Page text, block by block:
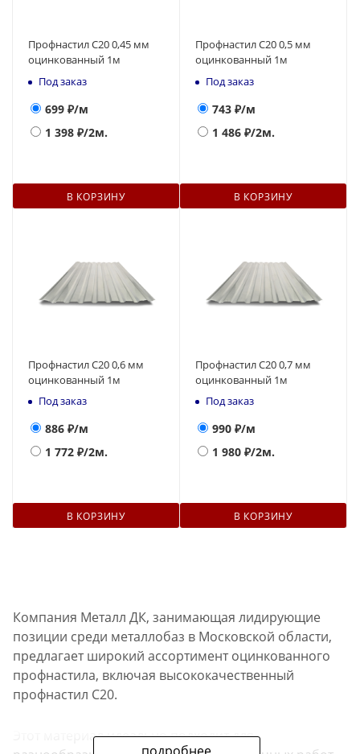
Профнастил С20 0,45 мм
оцинкованный 1м
Под заказ
699 ₽/м
1 398 ₽/2м.
В КОРЗИНУ
Профнастил С20 0,5 мм
оцинкованный 1м
Под заказ
743 ₽/м
1 486 ₽/2м.
В КОРЗИНУ
Профнастил С20 0,6 мм
оцинкованный 1м
Под заказ
886 ₽/м
1 772 ₽/2м.
В КОРЗИНУ
Профнастил С20 0,7 мм
оцинкованный 1м
Под заказ
990 ₽/м
1 980 ₽/2м.
В КОРЗИНУ
Компания Металл ДК, занимающая лидирующие
позиции среди металлобаз в Московской области,
предлагает широкий ассортимент оцинкованного
профнастила, включая высококачественный
профнастил С20.
Этот материал идеально подходит для